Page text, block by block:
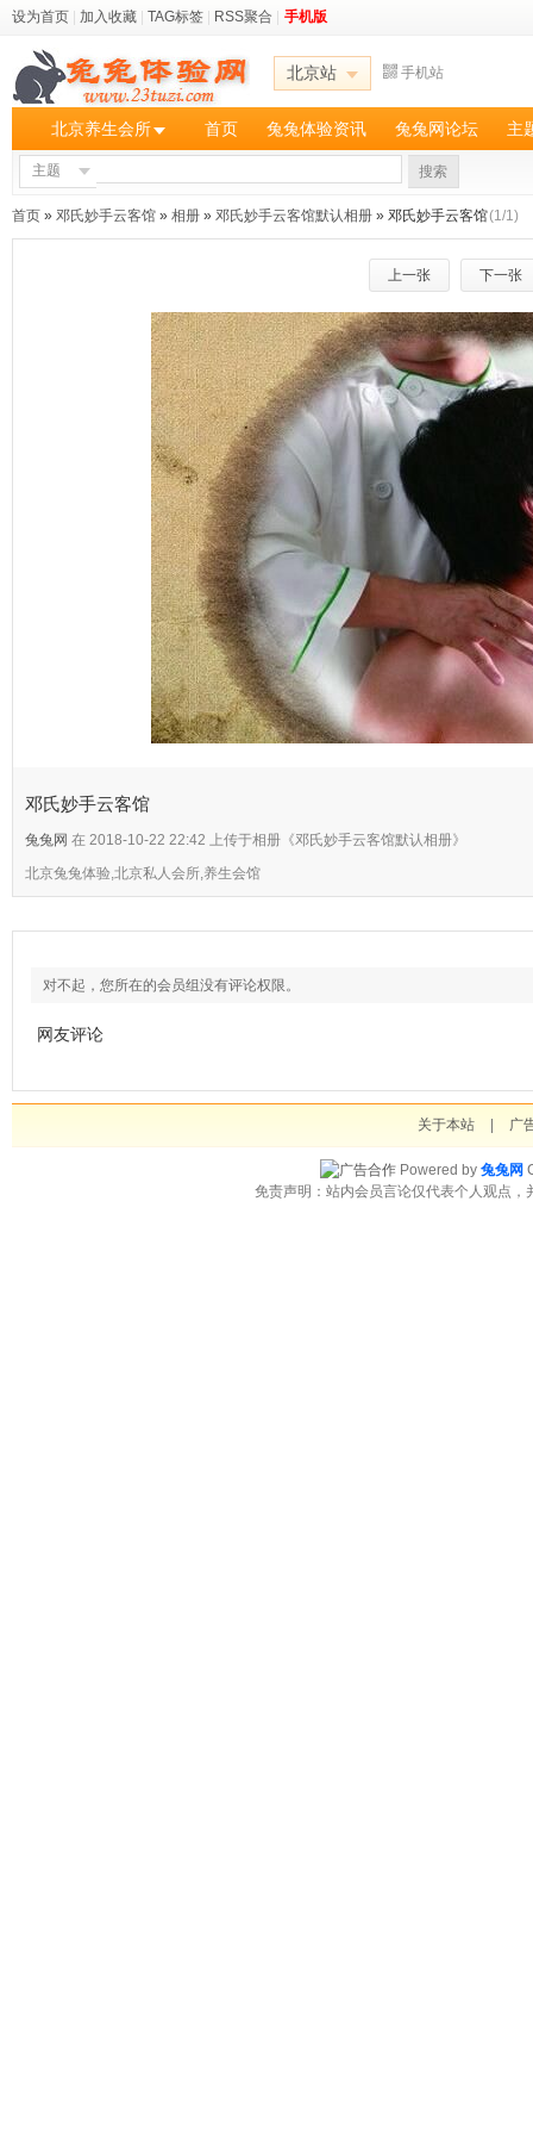
设为首页 加入收藏 TAG标签 RSS聚合 手机版
北京站 手机站
北京养生会所 首页 兔兔体验资讯 兔兔网论坛 主
主题 搜索
首页 » 邓氏妙手云客馆 » 相册 » 邓氏妙手云客馆默认相册 » 邓氏妙手云客馆(1/1)
上一张 下一张
邓氏妙手云客馆
兔兔网 在 2018-10-22 22:42 上传于相册《邓氏妙手云客馆默认相册》
北京兔兔体验,北京私人会所,养生会馆
对不起，您所在的会员组没有评论权限。
网友评论
关于本站 广
Powered by 兔兔网
免责声明：站内会员言论仅代表个人观点